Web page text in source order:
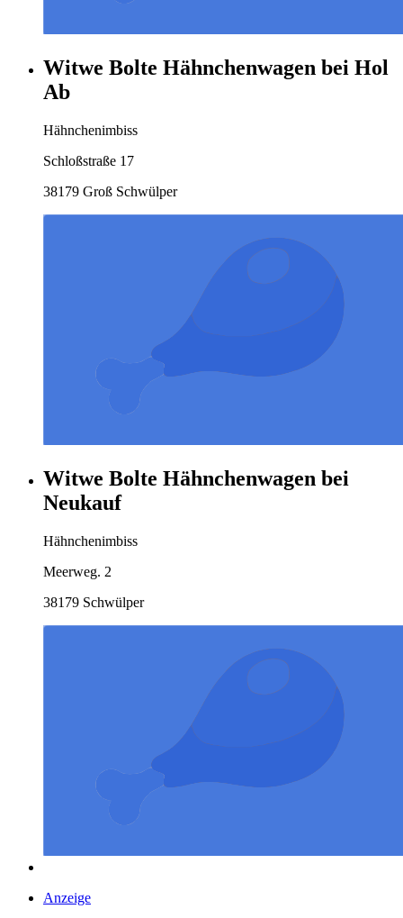
Witwe Bolte Hähnchenwagen bei Hol
Ab
Hähnchenimbiss
Schloßstraße 17
38179 Groß Schwülper
Witwe Bolte Hähnchenwagen bei
Neukauf
Hähnchenimbiss
Meerweg. 2
38179 Schwülper
Anzeige